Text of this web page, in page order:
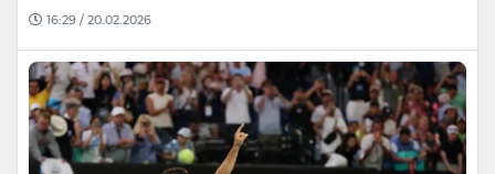
16:29 / 20.02.2026